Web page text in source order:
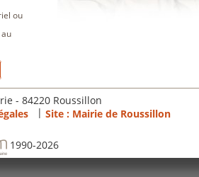
ou
- 84220 Roussillon
| Site : Mairie de Roussillon
1990-2026